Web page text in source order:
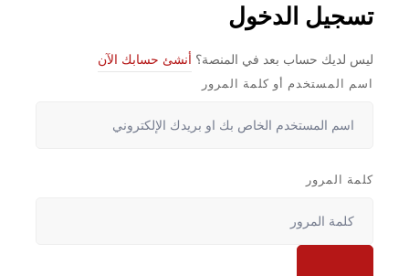
تسجيل الدخول
ليس لديك حساب بعد في المنصة؟
أنشئ حسابك الآن
اسم المستخدم أو كلمة المرور
كلمة المرور